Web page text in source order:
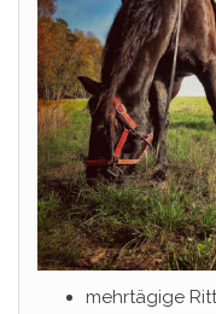
mehrtägige